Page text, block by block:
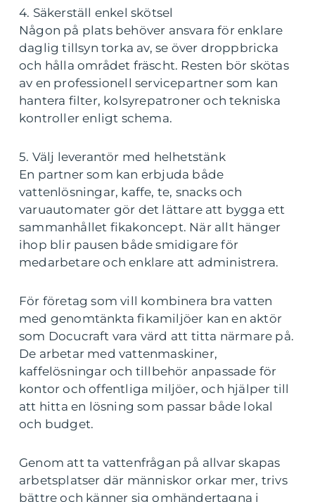
4. Säkerställ enkel skötsel
Någon på plats behöver ansvara för enklare
daglig tillsyn torka av, se över droppbricka
och hålla området fräscht. Resten bör skötas
av en professionell servicepartner som kan
hantera filter, kolsyrepatroner och tekniska
kontroller enligt schema.
5. Välj leverantör med helhetstänk
En partner som kan erbjuda både
vattenlösningar, kaffe, te, snacks och
varuautomater gör det lättare att bygga ett
sammanhållet fikakoncept. När allt hänger
ihop blir pausen både smidigare för
medarbetare och enklare att administrera.
För företag som vill kombinera bra vatten
med genomtänkta fikamiljöer kan en aktör
som Docucraft vara värd att titta närmare på.
De arbetar med vattenmaskiner,
kaffelösningar och tillbehör anpassade för
kontor och offentliga miljöer, och hjälper till
att hitta en lösning som passar både lokal
och budget.
Genom att ta vattenfrågan på allvar skapas
arbetsplatser där människor orkar mer, trivs
bättre och känner sig omhändertagna i